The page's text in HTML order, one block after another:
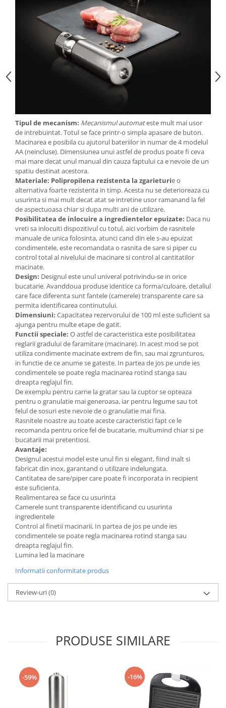
Tipul de mecanism: Mecanismul automateste mult mai usor
de intrebuintat. Totul se face printr-o simpla apasare de buton.
Macinarea e posibila cu ajutorul bateriilor in numar de 4 modelul
AA (neincluse). Dimensiunea unui astfel de produs poate fi ceva
mai mare decat unul manual din cauza faptului ca e nevoie de un
spatiu destinat acestora.
Materiale: Polipropilena rezistenta la zgarieturie o
alternativa foarte rezistenta in timp. Acesta nu se deterioreaza cu
usurinta si mai mult decat atat se intretine usor ramanand la fel
de aspectuoasa chiar si dupa multi ani de utilizare.
Posibilitatea de inlocuire a ingredientelor epuizate: Daca nu
vreti sa inlocuiti dispozitivul cu totul, aici vorbim de rasnitele
manuale de unica folosinta, atunci cand din ele s-au epuizat
condimentele, este recomandata o rasnita de sare si piper cu
control total al nivelului de macinare si control al cantitatilor
macinate.
Design: Designul este unul univeral potrivindu-se in orice
bucatarie. Avanddoua produse identice ca forma/culoare, detaliul
care face diferenta sunt fantele (camerele) transparente care sa
permita identificarea continutului.
Dimensiuni: Capacitatea rezervorului de 100 ml este suficient sa
ajunga pentru multe etape de gatit.
Functii speciale: O astfel de caracteristica este posibilitatea
reglarii gradului de faramitare (macinare). In acest mod se pot
utiliza condimente macinate extrem de fin, sau mai zgrunturos,
in functie de ce anume se gateste. In partea de jos pe unde ies
condimentele se poate regla macinarea rotind stanga sau
dreapta reglajul fin.
De exemplu pentru carne la gratar sau la cuptor se opteaza
pentru o granulatie mai generoasa, iar pentru legume sau tot
felul de sosuri este nevoie de o granulatie mai fina.
Rasnitele noastre au toate aceste caracteristici fapt ce le
recomanda pentru orice fel de bucatarie, multumind chiar si pe
bucatarii mai pretentiosi.
Avantaje:
Designul acestui model este unul fin si elegant, fiind inalt si
fabricat din inox, garantand o utilizare indelungata.
Cantitatea de sare/piper care poate fi incorporata in recipient
este suficienta.
Realimentarea se face cu usurinta
Camerele sunt transparente identificand cu usurinta
ingredientele
Control al finetii macinarii, In partea de jos pe unde ies
condimentele se poate regla macinarea rotind stanga sau
dreapta reglajul fin.
Lumina led la macinare
Informatii conformitate produs
Review-uri(0)
PRODUSE SIMILARE
-59% -16%